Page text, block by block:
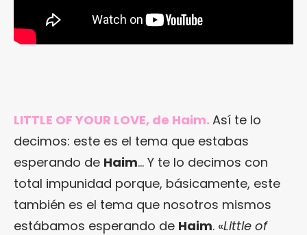
LITTLE OF YOUR LOVE, de Haim. Así te lo
decimos: este es el tema que estabas
esperando de Haim… Y te lo decimos con
total impunidad porque, básicamente, este
también es el tema que nosotros mismos
estábamos esperando de Haim. «Little of